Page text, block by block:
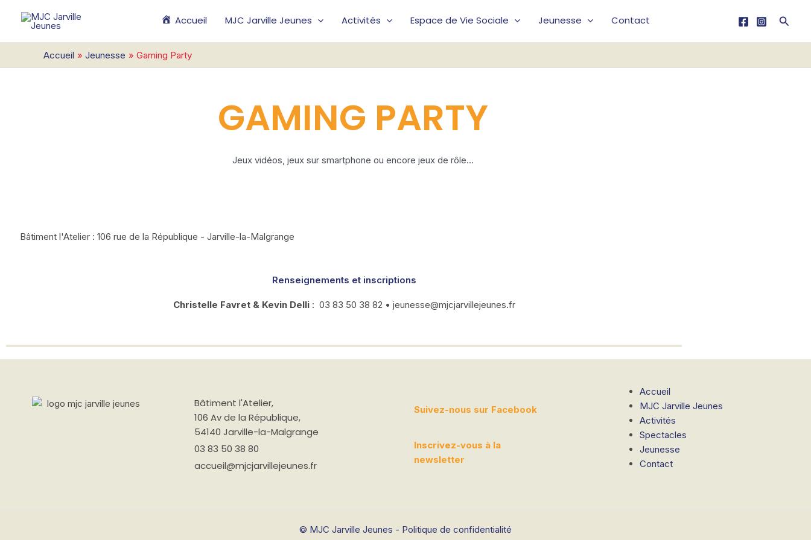
Accueil MJC Jarville Jeunes Activités Espace de Vie Sociale Jeunesse Contact
Accueil Jeunesse Gaming Party
GAMING PARTY
Jeux vidéos, jeux sur smartphone ou encore jeux de rôle…
Bâtiment l'Atelier : 106 rue de la République - Jarville-la-Malgrange
Renseignements et inscriptions
Christelle Favret & Kevin Delli: 03 83 50 38 82 • jeunesse@mjcjarvillejeunes.fr
Bâtimentl'Atelier,
106 Av de la République,
54140 Jarville-la-Malgrange
03 83 50 38 80
accueil@mjcjarvillejeunes.fr
Suivez-nous sur Facebook
Inscrivez-vous à la
newsletter
Accueil
MJC Jarville Jeunes
Activités
Spectacles
Jeunesse
Contact
© MJC Jarville Jeunes - Politique de confidentialité